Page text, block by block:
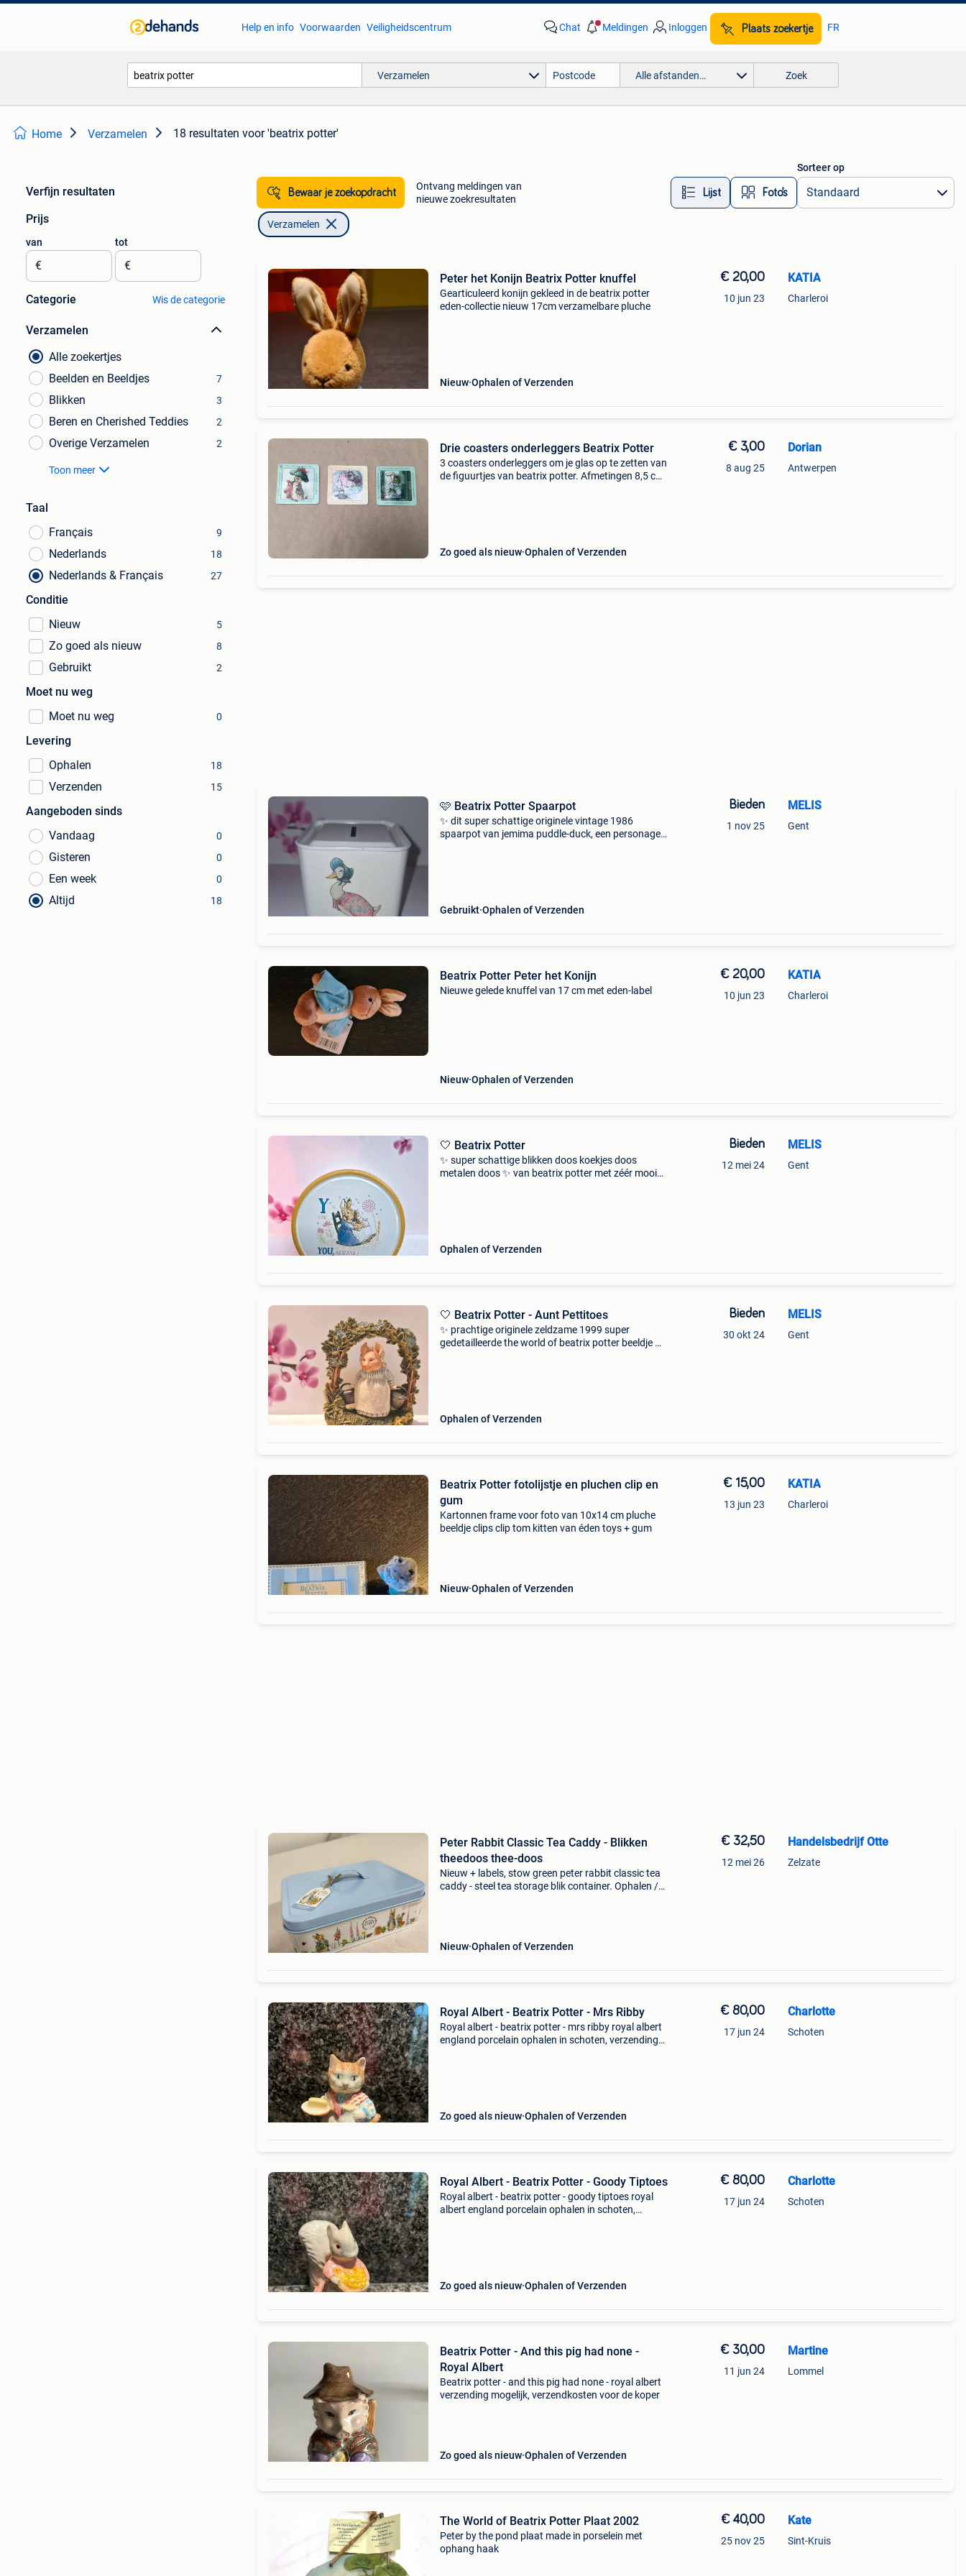
Help en info Voorwaarden Veiligheidscentrum Chat Meldingen Inloggen Plaats zoekertje FR
Verzamelen Alle afstanden… Zoek
Home Verzamelen 18 resultaten voor 'beatrix potter'
Verfijn resultaten
Prijs
van
€
tot
€
Categorie Wis de categorie
Verzamelen
Alle zoekertjes
Beelden en Beeldjes
7
Blikken 3
Beren en Cherished Teddies 2
Overige Verzamelen 2
Toon meer
Taal
Français
9
Nederlands 18
Nederlands & Français 27
Conditie
Nieuw
5
Zo goed als nieuw 8
Gebruikt 2
Moet nu weg
Moet nu weg
0
Levering
Ophalen
18
Verzenden 15
Aangeboden sinds
Vandaag
0
Gisteren 0
Een week 0
Altijd 18
Bewaar je zoekopdracht
Ontvang meldingen van
nieuwe zoekresultaten
Lijst Foto’s
Sorteer op
Verzamelen
Peter het Konijn Beatrix Potter knuffel
Gearticuleerd konijn gekleed in de beatrix potter
eden-collectie nieuw 17cm verzamelbare pluche
Nieuw Ophalen of Verzenden
€ 20,00
10 jun 23
KATIA
Charleroi
Drie coasters onderleggers Beatrix Potter
3 coasters onderleggers om je glas op te zetten van
de figuurtjes van beatrix potter. Afmetingen 8,5 cm
Zo goed als nieuw Ophalen of Verzenden
€ 3,00
8 aug 25
Dorian
Antwerpen
🩷 Beatrix Potter Spaarpot
✨️ dit super schattige originele vintage 1986
spaarpot van jemima puddle-duck, een personage
Gebruikt Ophalen of Verzenden
Bieden
1 nov 25
MELIS
Gent
Beatrix Potter Peter het Konijn
Nieuwe gelede knuffel van 17 cm met eden-label
Nieuw Ophalen of Verzenden
€ 20,00
10 jun 23
KATIA
Charleroi
🤍 Beatrix Potter
✨️ super schattige blikken doos koekjes doos
metalen doos ✨️ van beatrix potter met zéér mooie
Ophalen of Verzenden
Bieden
12 mei 24
MELIS
Gent
🤍 Beatrix Potter - Aunt Pettitoes
✨️ prachtige originele zeldzame 1999 super
gedetailleerde the world of beatrix potter beeldje ✨️
Ophalen of Verzenden
Bieden
30 okt 24
MELIS
Gent
Beatrix Potter fotolijstje en pluchen clip en
gum
Kartonnen frame voor foto van 10x14 cm pluche
beeldje clips clip tom kitten van éden toys + gum
Nieuw Ophalen of Verzenden
€ 15,00
13 jun 23
KATIA
Charleroi
Peter Rabbit Classic Tea Caddy - Blikken
theedoos thee-doos
Nieuw + labels, stow green peter rabbit classic tea
caddy - steel tea storage blik container. Ophalen /
Nieuw Ophalen of Verzenden
€ 32,50
12 mei 26
Handelsbedrijf Otte
Zelzate
Royal Albert - Beatrix Potter - Mrs Ribby
Royal albert - beatrix potter - mrs ribby royal albert
england porcelain ophalen in schoten, verzending
Zo goed als nieuw Ophalen of Verzenden
€ 80,00
17 jun 24
Charlotte
Schoten
Royal Albert - Beatrix Potter - Goody Tiptoes
Royal albert - beatrix potter - goody tiptoes royal
albert england porcelain ophalen in schoten,
Zo goed als nieuw Ophalen of Verzenden
€ 80,00
17 jun 24
Charlotte
Schoten
Beatrix Potter - And this pig had none -
Royal Albert
Beatrix potter - and this pig had none - royal albert
verzending mogelijk, verzendkosten voor de koper
Zo goed als nieuw Ophalen of Verzenden
€ 30,00
11 jun 24
Martine
Lommel
The World of Beatrix Potter Plaat 2002
Peter by the pond plaat made in porselein met
ophang haak
€ 40,00
25 nov 25
Kate
Sint-Kruis